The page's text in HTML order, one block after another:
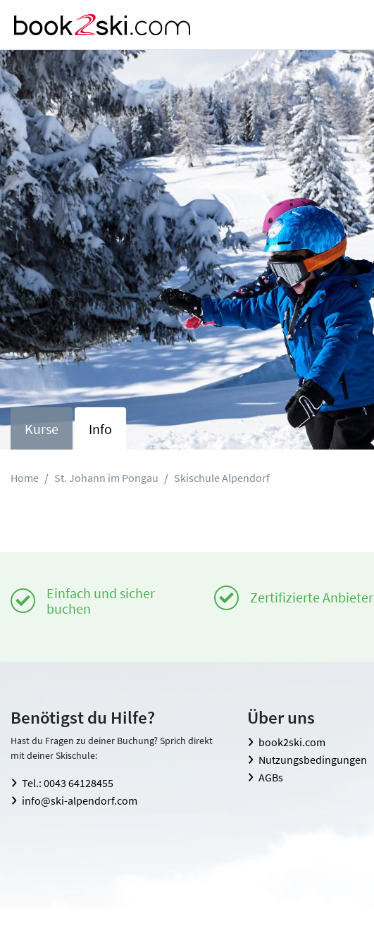
Kurse Info
Home St. Johann im Pongau Skischule Alpendorf
Einfach und sicher
buchen
Zertifizierte Anbieter
Benötigst du Hilfe?
Hast du Fragen zu deiner Buchung? Sprich direkt
mit deiner Skischule:
Tel.: 0043 64128455
info@ski-alpendorf.com
Über uns
book2ski.com
Nutzungsbedingungen
AGBs